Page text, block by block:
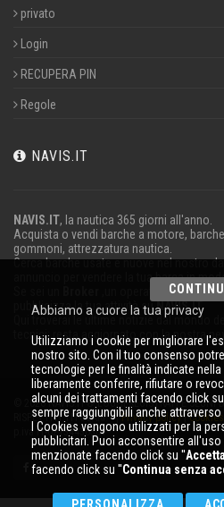
privato
Login
RECUPERA PIN
Regole
NAVIS.IT
NAVIS.IT, la nautica 365 giorni all'anno.
Acquista o vendi barche a motore,
gommoni, attrezzatura nautica.
Cerca barche usate e nuove nel nostro
annuncio per vendere la tua barca in
,un operatoreChartero
pubblicizza la tua attività suNAVIS.IT.
Qui troverai le ultime notizie dal mondo
tecnici; resta aggiornato con la nostra
© 2026 NAVIS.IT® LOGHI REGISTRATI E SEGNI
RISPETTIVI TITOLARI. |Privacy policy|
p.iva IT-02134430301
Abbiamo a cuore la tua privacy
Utilizziamo i cookie per migliorare
nostro sito. Con il tuo consenso
tecnologie per le finalità indicate nella
liberamente conferire, rifiutare o
alcuni dei trattamenti facendo click
sempre raggiungibili anche
I Cookies vengono utilizzati per la
pubblicitari. Puoi acconsentire
menzionate facendo click su ''
facendo click su ''Continua senza